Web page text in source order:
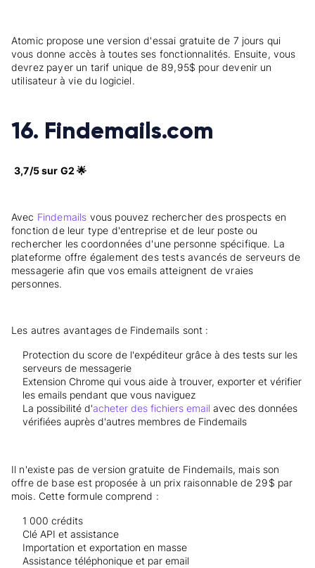
Atomic propose une version d'essai gratuite de 7 jours qui
vous donne accès à toutes ses fonctionnalités. Ensuite, vous
devrez payer un tarif unique de 89,95$ pour devenir un
utilisateur à vie du logiciel.
16. Findemails.com
3,7/5 sur G2 🌟
Avec Findemails vous pouvez rechercher des prospects en
fonction de leur type d'entreprise et de leur poste ou
rechercher les coordonnées d'une personne spécifique. La
plateforme offre également des tests avancés de serveurs de
messagerie afin que vos emails atteignent de vraies
personnes.
Les autres avantages de Findemails sont :
Protection du score de l'expéditeur grâce à des tests sur les
serveurs de messagerie
Extension Chrome qui vous aide à trouver, exporter et vérifier
les emails pendant que vous naviguez
La possibilité d'acheter des fichiers email avec des données
vérifiées auprès d'autres membres de Findemails
Il n'existe pas de version gratuite de Findemails, mais son
offre de base est proposée à un prix raisonnable de 29$ par
mois. Cette formule comprend :
1 000 crédits
Clé API et assistance
Importation et exportation en masse
Assistance téléphonique et par email